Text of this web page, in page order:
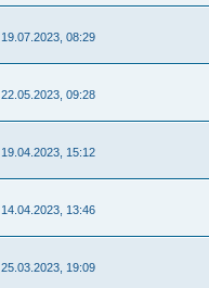
19.07.2023, 08:29
22.05.2023, 09:28
19.04.2023, 15:12
14.04.2023, 13:46
25.03.2023, 19:09